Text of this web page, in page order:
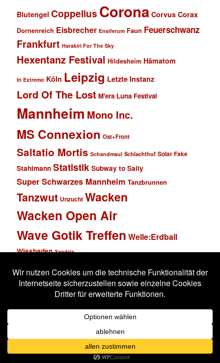
Blutengel Coppelius Corona Corvus Corax
Dornenreich Eisbrecher Ensiferum Faun Feuerschwanz
Frankfurt Harakiri For The Sky
Hexentanz Festival Hildesheim Hämatom
In Extremo Köln Leipzig Letzte Instanz
Lord Of The Lost M'era Luna Festival
Mannheim Mono Inc.
MS Connexion Ost+Front
Saltatio Mortis Schandmaul Schlachthof Solar Fake
Stahlmann Statistik Subway to Sally
Super Schwarzes Mannheim Tanzbrunnen
Tanzwut Unzucht Wacken
Wacken Open Air
Wave Gotik Treffen Welle:Erdball
Wiesbaden Xandria
Impressum
Stolz präsentiert von WordPress